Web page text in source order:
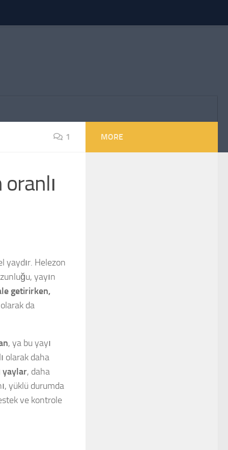
1
yaydır. Helezon
yayın
getirirken,
olarak da
, ya bu yayı
olarak daha
yaylar, daha
yüklü durumda
ve kontrole
MORE